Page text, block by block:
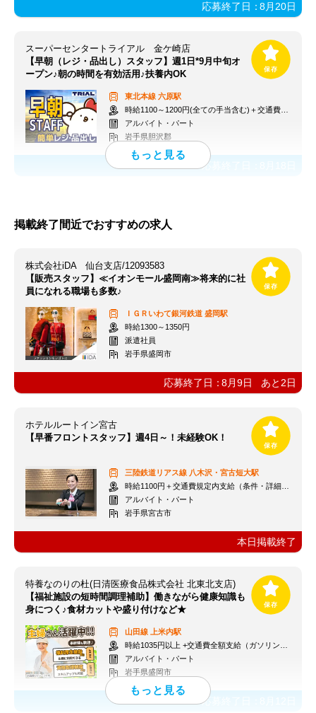
応募終了日：8月20日
スーパーセンタートライアル 金ケ崎店
【早朝（レジ・品出し）スタッフ】週1日*9月中旬オ
ープン♪朝の時間を有効活用♪扶養内OK
東北本線 六原駅
時給1100～1200円(全ての手当含む)＋交通費(月3万円まで)
アルバイト・パート
岩手県胆沢郡
応募終了日：
掲載終了間近でおすすめの求人
株式会社iDA 仙台支店/12093583
【販売スタッフ】≪イオンモール盛岡南≫将来的に社
員になれる職場も多数♪
ＩＧＲいわて銀河鉄道 盛岡駅
時給1300～1350円
派遣社員
岩手県盛岡市
応募終了日：8月9日 あと 2日
ホテルルートイン宮古
【早番フロントスタッフ】週4日～！未経験OK！
三陸鉄道リアス線 八木沢・宮古短大駅
時給1100円＋交通費規定内支給（条件・詳細は面接にて）
アルバイト・パート
岩手県宮古市
本日掲載終了
特養なのりの杜(日清医療食品株式会社 北東北支店)
【福祉施設の短時間調理補助】働きながら健康知識も
身につく♪食材カットや盛り付けなど★
山田線
上米内駅
時給1035円以上 +交通費全額支給（ガソリン代も支給）
アルバイト・パート
岩手県盛岡市
応募終了日：